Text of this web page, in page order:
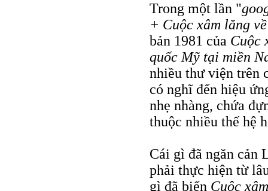
Trong một lần "
+ Cuộc xâm lăng
bản 1981 của Cuộc
quốc Mỹ tại miền
nhiều thư viện trên
có nghĩ đến hiệu
nhẹ nhàng, chứa
thuộc nhiều thế hệ
Cái gì đã ngăn cản
phải thực hiện từ
gì đã biến Cuộc